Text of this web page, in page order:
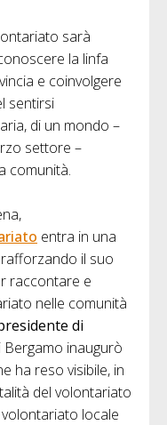
sarà
la linfa
e coinvolgere
sentirsi
di un mondo –
settore –
comunità.
entra in una
il suo
raccontare e
nelle comunità
di
Bergamo inaugurò
ha reso visibile, in
del volontariato
locale